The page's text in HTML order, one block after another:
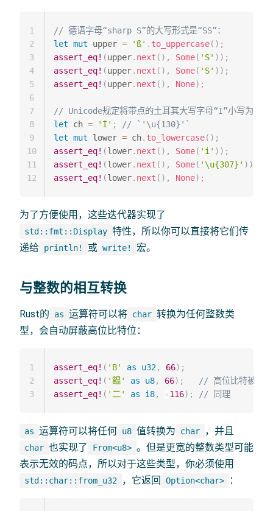
// 德语字母“sharp S”的大写形式是“SS”：
let mut upper = 'ß' . to_uppercase( ) ;
assert_eq! (upper. next ( ) , Some( 'S' ) ) ;
assert_eq! (upper. next ( ) , Some( 'S' ) ) ;
assert_eq! (upper. next ( ) , None) ;
// Unicode规定将带点的土耳其大写字母“İ”小写为“i”
let ch = 'İ' ;
// `'\u{130}'`
let mut lower = ch. to_lowercase( ) ;
assert_eq! (lower. next ( ) , Some( 'i' ) ) ;
assert_eq! (lower. next ( ) , Some( '\u{307}' ) )
assert_eq! (lower. next ( ) , None) ;
1
2
3
4
5
6
7
8
9
10
11
12
为了方便使用，这些迭代器实现了
std::fmt::Display 特性，所以你可以直接将它们传
递给
println! 或 write! 宏。
与整数的相互转换
Rust的 as 运算符可以将 char 转换为任何整数类
型，会自动屏蔽高位比特位：
assert_eq! ( 'B' as u32, 66) ;
assert_eq! ( '饂' as u8, 66) ;
// 高位比特被截断
assert_eq! ( '二' as i8, -116) ; // 同理
1
2
3
as 运算符可以将任何 u8 值转换为 char ，并且
char 也实现了 From<u8> 。但是更宽的整数类型可能
表示无效的码点，所以对于这些类型，你必须使用
std::char::from_u32 ，它返回 Option<char> ：